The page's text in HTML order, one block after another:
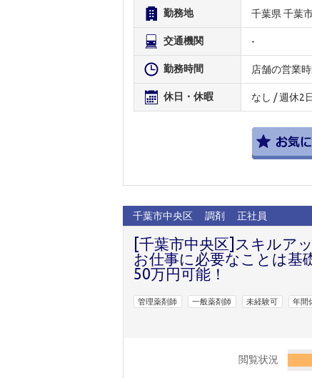
勤務地 千葉県 千葉
交通機関 -
勤務時間 店舗の営業
休日・休暇 なし / 週休2
千葉市中央区 調剤 正社員
[千葉市中央区]スキルア
お仕事に必要なことは基
50万円可能！
管理薬剤師 一般薬剤師 未経験可 年間
閲覧状況